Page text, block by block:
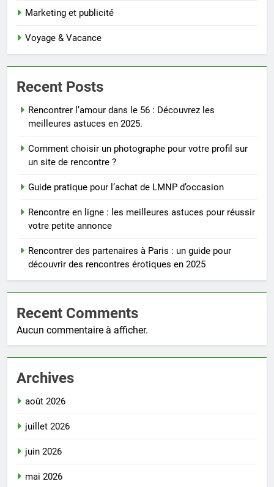
Marketing et publicité
Voyage & Vacance
Recent Posts
Rencontrer l’amour dans le 56 : Découvrez les
meilleures astuces en 2025.
Comment choisir un photographe pour votre profil sur
un site de rencontre ?
Guide pratique pour l’achat de LMNP d’occasion
Rencontre en ligne : les meilleures astuces pour réussir
votre petite annonce
Rencontrer des partenaires à Paris : un guide pour
découvrir des rencontres érotiques en 2025
Recent Comments
Aucun commentaire à afficher.
Archives
août 2026
juillet 2026
juin 2026
mai 2026